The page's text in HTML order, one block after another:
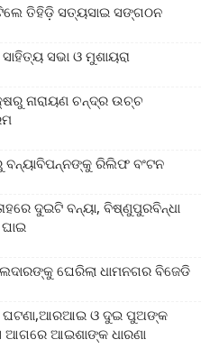
ତିହିଡି଼ ସତ୍ୟସାଇ ସଙ୍ଗଠନ
ସଭା ଓ ମୁଶାୟରା
ନାରାୟଣ ଚନ୍ଦ୍ର ଉଚ୍ଚ
ବନ୍ୟାବିପନ୍ନଙ୍କୁ ରିଲିଫ ବଂଟନ
ଦୁଇଟି ବନ୍ୟା, ବିଷ୍ଣୁପୁରବିନ୍ଧା
ଘେରିଲା ଧାମନଗର ବିଜେଡି
ଘଟଣା,ଆରଆଇ ଓ ଦୁଇ ପୁଅଙ୍କ
ଆଇଶାଙ୍କ ଧାରଣା